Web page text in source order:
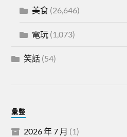
美食 (26,646)
電玩 (1,073)
笑話 (54)
彙整
2026 年 7 月 (1)